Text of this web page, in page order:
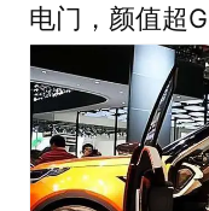
电门，颜值超